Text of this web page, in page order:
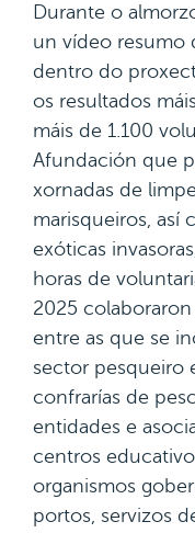
Durante o
un vídeo resumo
dentro do
os resultados
máis de 1.100
Afundación que
xornadas de
marisqueiros, así
exóticas
horas de
2025
entre as que se
sector pesqueiro
confrarías de
entidades e
centros
organismos
portos, servizos